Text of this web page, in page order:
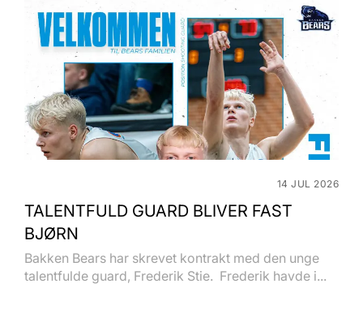
14 JUL 2026
TALENTFULD GUARD BLIVER FAST
BJØRN
Bakken Bears har skrevet kontrakt med den unge
talentfulde guard, Frederik Stie. Frederik havde i...